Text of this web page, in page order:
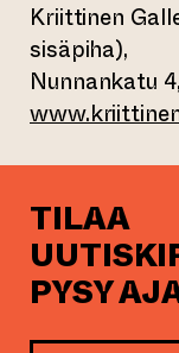
Kriittinen
sisäpiha),
Nunnankatu
TILAA
PYSY